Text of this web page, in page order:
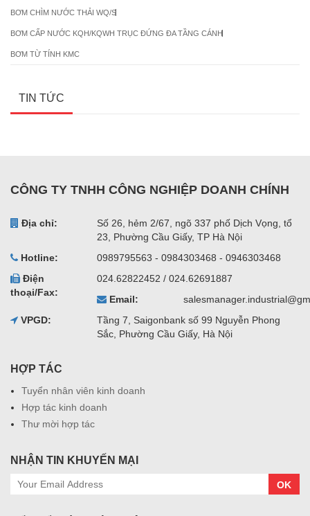
BƠM CHÌM NƯỚC THẢI WQ/S
BƠM CẤP NƯỚC KQH/KQWH TRỤC ĐỨNG ĐA TẦNG CÁNH
BƠM TỪ TÍNH KMC
TIN TỨC
CÔNG TY TNHH CÔNG NGHIỆP DOANH CHÍNH
Địa chỉ:
Số 26, hẻm 2/67, ngõ 337 phố Dịch Vọng, tổ
23, Phường Cầu Giấy, TP Hà Nội
Hotline:
0989795563 - 0984303468 - 0946303468
Điện
thoại/Fax:
024.62822452 / 024.62691887
Email:
VPGD:
Tầng 7, Saigonbank số 99 Nguyễn Phong
Sắc, Phường Cầu Giấy, Hà Nội
HỢP TÁC
Tuyển nhân viên kinh doanh
Hợp tác kinh doanh
Thư mời hợp tác
NHẬN TIN KHUYẾN MẠI
OK